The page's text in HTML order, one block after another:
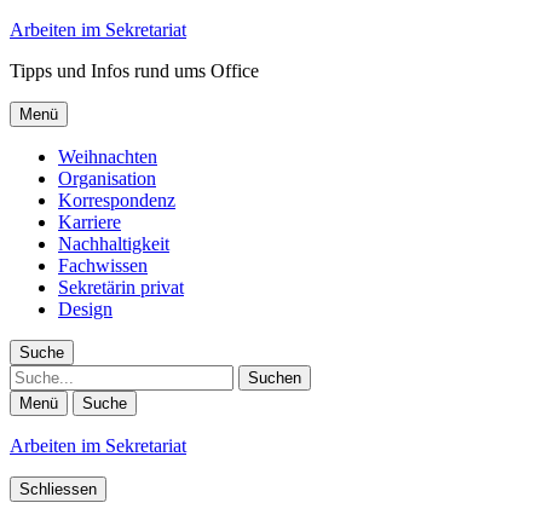
Arbeiten im Sekretariat
Tipps und Infos rund ums Office
Menü
Weihnachten
Organisation
Korrespondenz
Karriere
Nachhaltigkeit
Fachwissen
Sekretärin privat
Design
Suche
Suche
Menü Suche
Arbeiten im Sekretariat
Schliessen